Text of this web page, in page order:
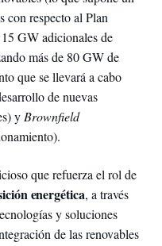
con respecto al Plan
GW adicionales de
más de 80 GW de
que se llevará a cabo
de nuevas
y Brownfield
que refuerza el rol de
energética, a través
y soluciones
de las renovables